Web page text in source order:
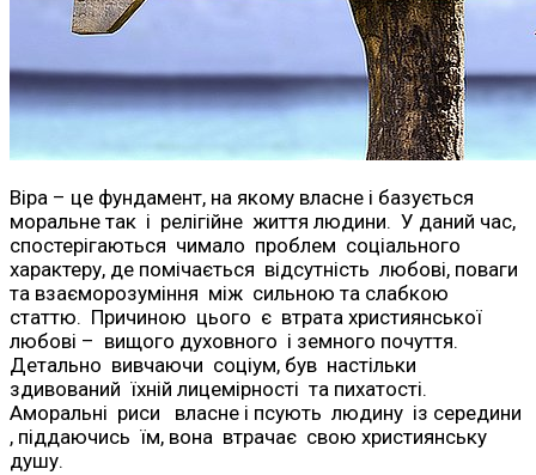
Віра – це фундамент, на якому власне і базується
моральне так і релігійне життя людини. У даний час,
спостерігаються чимало проблем соціального
характеру, де помічається відсутність любові, поваги
та взаєморозуміння між сильною та слабкою
статтю. Причиною цього є втрата християнської
любові – вищого духовного і земного почуття.
Детально вивчаючи соціум, був настільки
здивований їхній лицемірності та пихатості.
Аморальні риси власне і псують людину із середини
, піддаючись їм, вона втрачає свою християнську
душу.